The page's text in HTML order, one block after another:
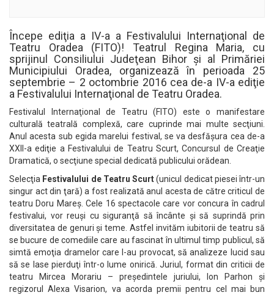
Începe ediţia a IV-a a Festivalului Internaţional de
Teatru Oradea (FITO)! Teatrul Regina Maria, cu
sprijinul Consiliului Judeţean Bihor și al Primăriei
Municipiului Oradea, organizează în perioada 25
septembrie – 2 octombrie 2016 cea de-a IV-a ediţie
a Festivalului Internaţional de Teatru Oradea.
Festivalul Internaţional de Teatru (FITO) este o manifestare
culturală teatrală complexă, care cuprinde mai multe secţiuni.
Anul acesta sub egida marelui festival, se va desfăşura cea de-a
XXII-a ediţie a Festivalului de Teatru Scurt, Concursul de Creaţie
Dramatică, o secţiune special dedicată publicului orădean.
Selecţia Festivalului de Teatru Scurt(unicul dedicat piesei într-un
singur act din ţară) a fost realizată anul acesta de către criticul de
teatru Doru Mareş. Cele 16 spectacole care vor concura în cadrul
festivalui, vor reuşi cu siguranţă să încânte şi să suprindă prin
diversitatea de genuri şi teme. Astfel invităm iubitorii de teatru să
se bucure de comediile care au fascinat în ultimul timp publicul, să
simtă emoţia dramelor care l-au provocat, să analizeze lucid sau
să se lase pierduţi într-o lume onirică. Juriul, format din criticii de
teatru Mircea Morariu – preşedintele juriului, Ion Parhon şi
regizorul Alexa Visarion, va acorda premii pentru cel mai bun